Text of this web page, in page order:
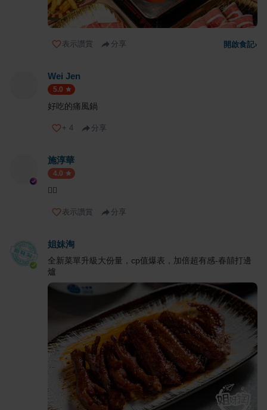
表示讚賞 分享 開啟食記›
Wei Jen
5.0
好吃的痛風鍋
+ 4 分享
施淳華
4.0
👍🏻
表示讚賞 分享
姐妹淘
全新菜單升級大份量，cp值爆表，加倍超有感-春囍打邊
爐